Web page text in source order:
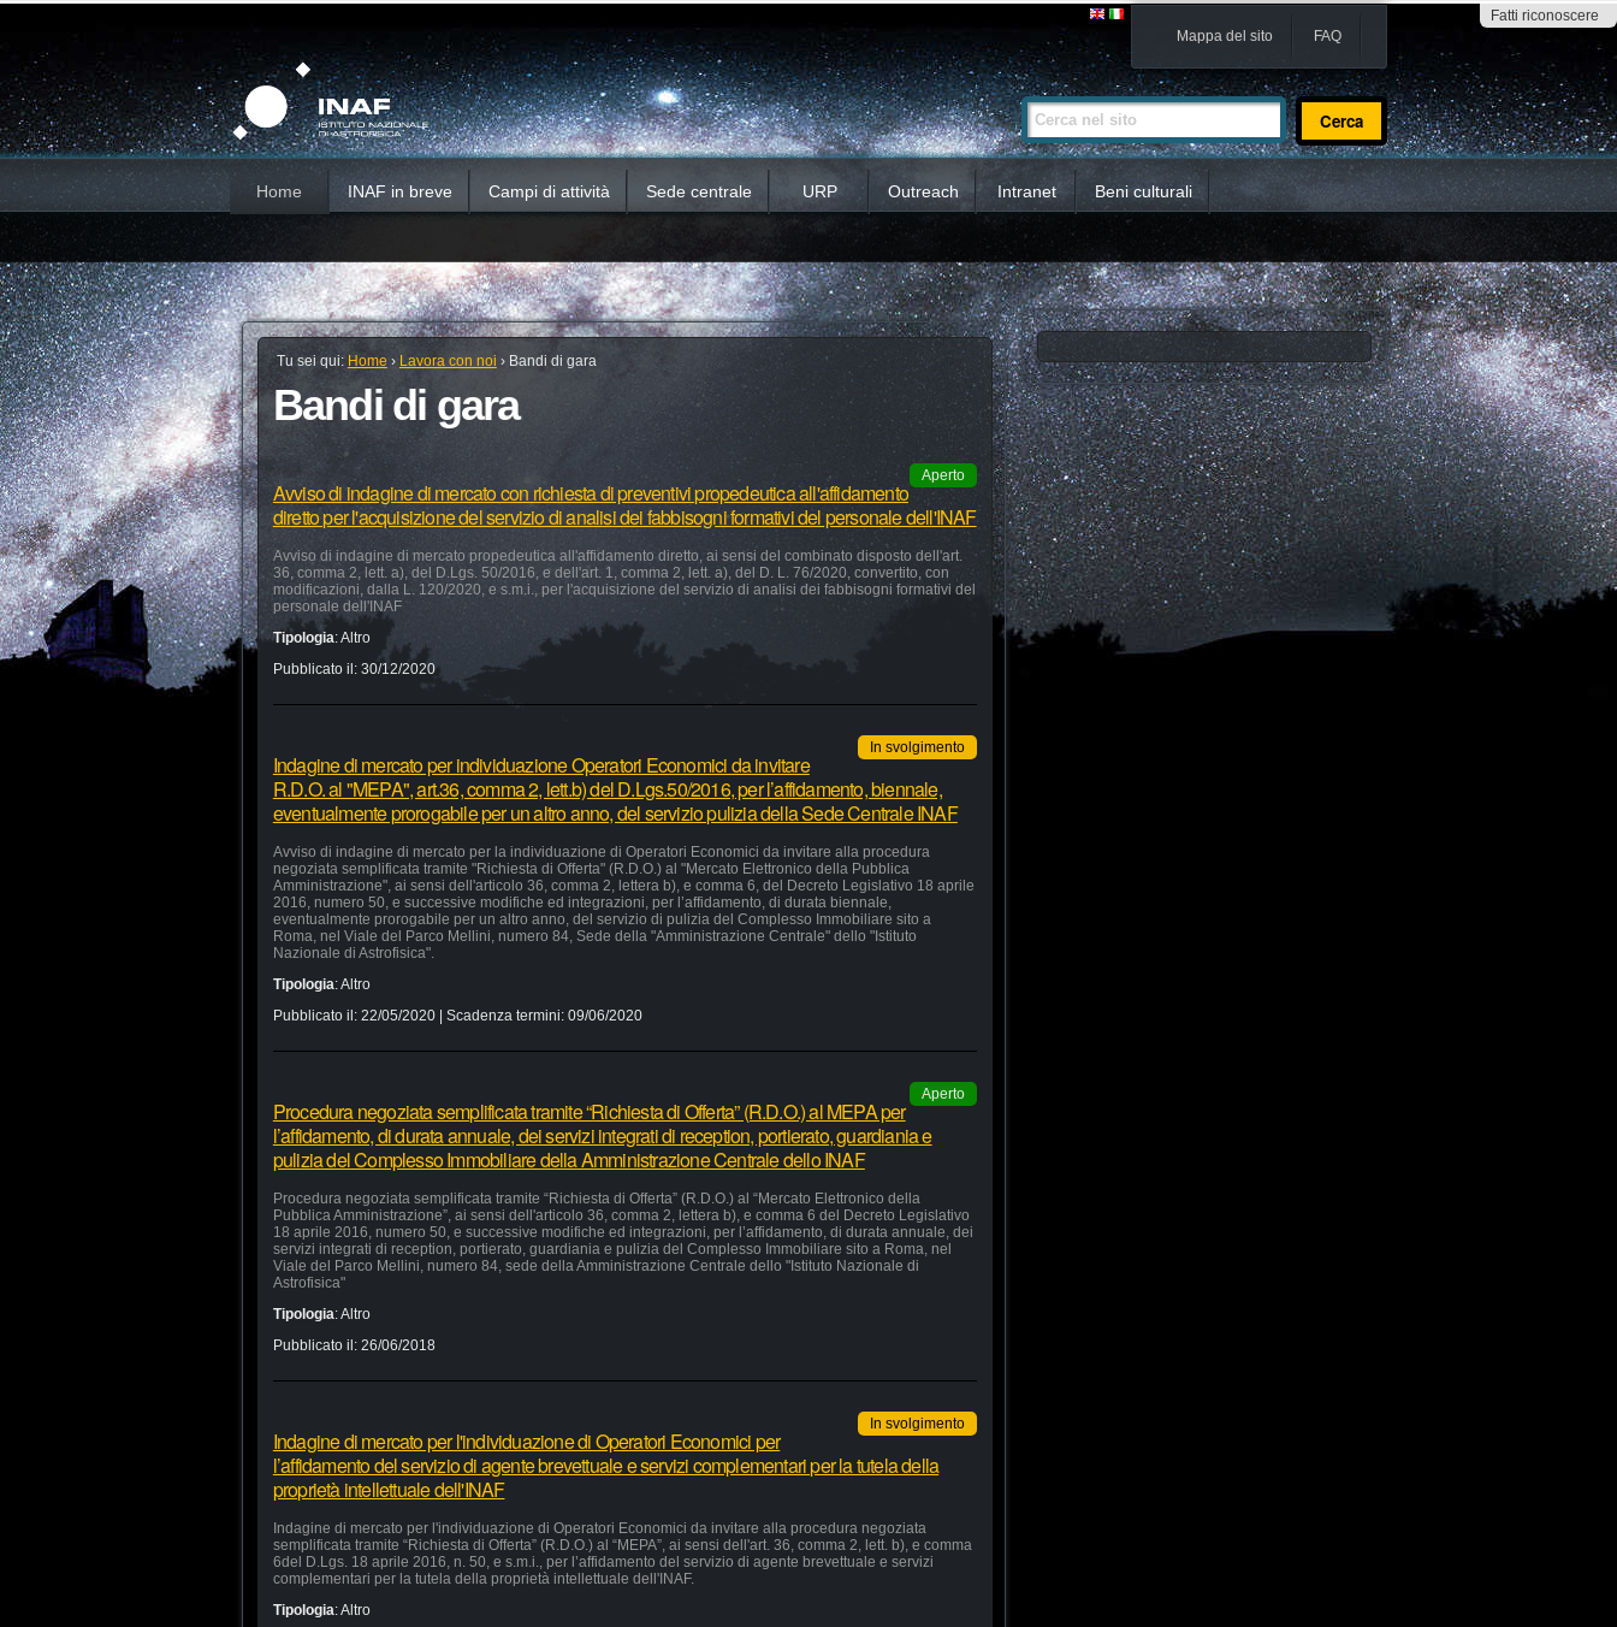
Fatti riconoscere
contenuti.
Salta
alla
navigazione
Mappa del sito FAQ
Cerca nel sito
Ricerca
avanzata…
Home INAF in breve Campi di attività Sede centrale URP Outreach Intranet Beni culturali
Tu sei qui: Home › Lavora con noi › Bandi di gara
Bandi di gara
Aperto
Avviso di indagine di mercato con richiesta di preventivi propedeutica all'affidamento
diretto per l'acquisizione del servizio di analisi dei fabbisogni formativi del personale dell'INAF
Avviso di indagine di mercato propedeutica all'affidamento diretto, ai sensi del combinato disposto dell'art.
36, comma 2, lett. a), del D.Lgs. 50/2016, e dell'art. 1, comma 2, lett. a), del D. L. 76/2020, convertito, con
modificazioni, dalla L. 120/2020, e s.m.i., per l'acquisizione del servizio di analisi dei fabbisogni formativi del
personale dell'INAF
Tipologia:Altro
Pubblicato il: 30/12/2020
In svolgimento
Indagine di mercato per individuazione Operatori Economici da invitare
R.D.O. al "MEPA", art.36, comma 2, lett.b) del D.Lgs.50/2016, per l’affidamento, biennale,
eventualmente prorogabile per un altro anno, del servizio pulizia della Sede Centrale INAF
Avviso di indagine di mercato per la individuazione di Operatori Economici da invitare alla procedura
negoziata semplificata tramite "Richiesta di Offerta" (R.D.O.) al "Mercato Elettronico della Pubblica
Amministrazione", ai sensi dell'articolo 36, comma 2, lettera b), e comma 6, del Decreto Legislativo 18 aprile
2016, numero 50, e successive modifiche ed integrazioni, per l’affidamento, di durata biennale,
eventualmente prorogabile per un altro anno, del servizio di pulizia del Complesso Immobiliare sito a
Roma, nel Viale del Parco Mellini, numero 84, Sede della "Amministrazione Centrale" dello "Istituto
Nazionale di Astrofisica".
Tipologia:Altro
Pubblicato il: 22/05/2020| Scadenza termini: 09/06/2020
Aperto
Procedura negoziata semplificata tramite “Richiesta di Offerta” (R.D.O.) al MEPA per
l’affidamento, di durata annuale, dei servizi integrati di reception, portierato, guardiania e
pulizia del Complesso Immobiliare della Amministrazione Centrale dello INAF
Procedura negoziata semplificata tramite “Richiesta di Offerta” (R.D.O.) al “Mercato Elettronico della
Pubblica Amministrazione”, ai sensi dell'articolo 36, comma 2, lettera b), e comma 6 del Decreto Legislativo
18 aprile 2016, numero 50, e successive modifiche ed integrazioni, per l’affidamento, di durata annuale, dei
servizi integrati di reception, portierato, guardiania e pulizia del Complesso Immobiliare sito a Roma, nel
Viale del Parco Mellini, numero 84, sede della Amministrazione Centrale dello "Istituto Nazionale di
Astrofisica"
Tipologia:Altro
Pubblicato il: 26/06/2018
In svolgimento
Indagine di mercato per l'individuazione di Operatori Economici per
l’affidamento del servizio di agente brevettuale e servizi complementari per la tutela della
proprietà intellettuale dell'INAF
Indagine di mercato per l'individuazione di Operatori Economici da invitare alla procedura negoziata
semplificata tramite “Richiesta di Offerta” (R.D.O.) al “MEPA”, ai sensi dell'art. 36, comma 2, lett. b), e comma
6del D.Lgs. 18 aprile 2016, n. 50, e s.m.i., per l’affidamento del servizio di agente brevettuale e servizi
complementari per la tutela della proprietà intellettuale dell'INAF.
Tipologia:Altro